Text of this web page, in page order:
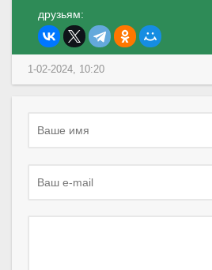
друзьям:
1-02-2024, 10:20